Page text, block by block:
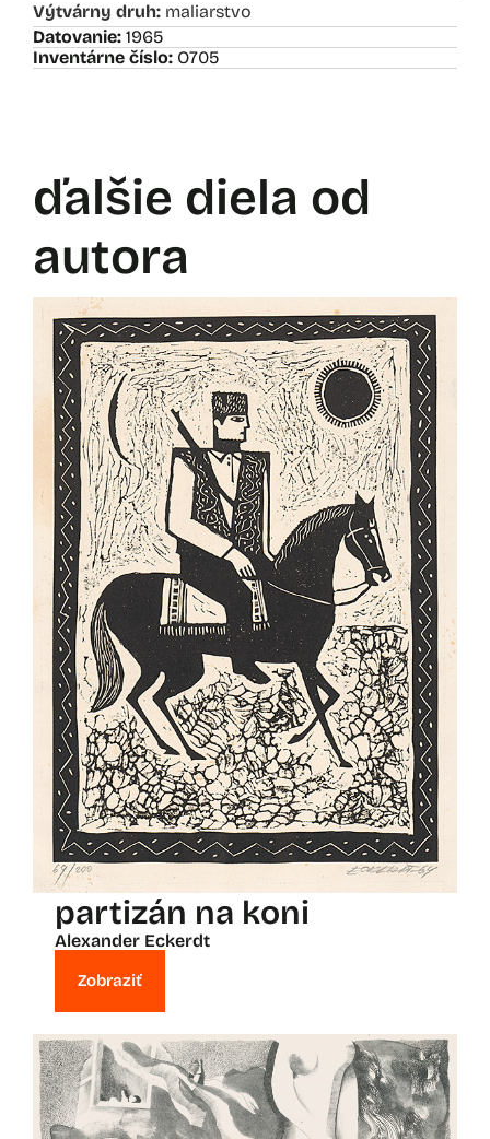
Výtvárny druh: maliarstvo
Datovanie: 1965
Inventárne číslo: O705
ďalšie diela od
autora
partizán na koni
Alexander Eckerdt
Zobraziť